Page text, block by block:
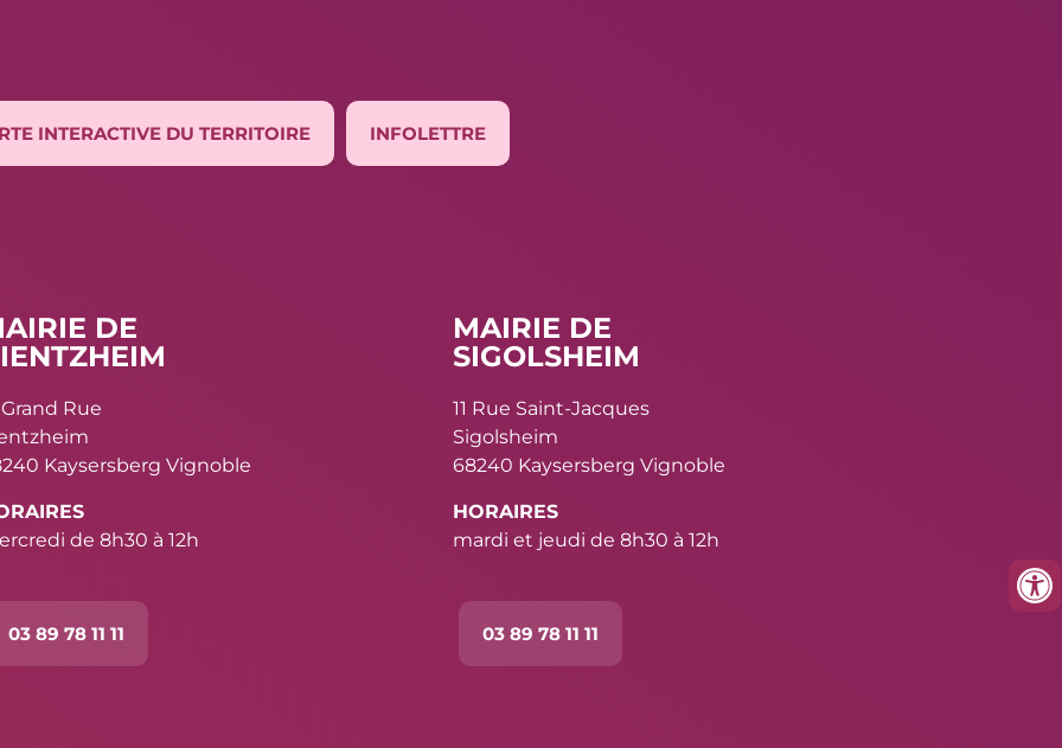
INTERACTIVE DU TERRITOIRE INFOLETTRE
DE
Grand Rue
Kaysersberg Vignoble
de 8h30 à 12h
03 89 78 11 11
MAIRIE DE
SIGOLSHEIM
11 Rue Saint-Jacques
Sigolsheim
68240 Kaysersberg Vignoble
HORAIRES
mardi et jeudi de 8h30 à 12h
03 89 78 11 11